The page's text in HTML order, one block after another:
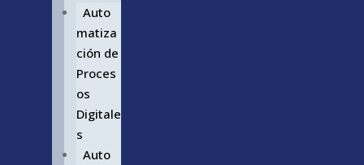
Auto
matiza
ción de
Proces
os
Digitale
s
Auto